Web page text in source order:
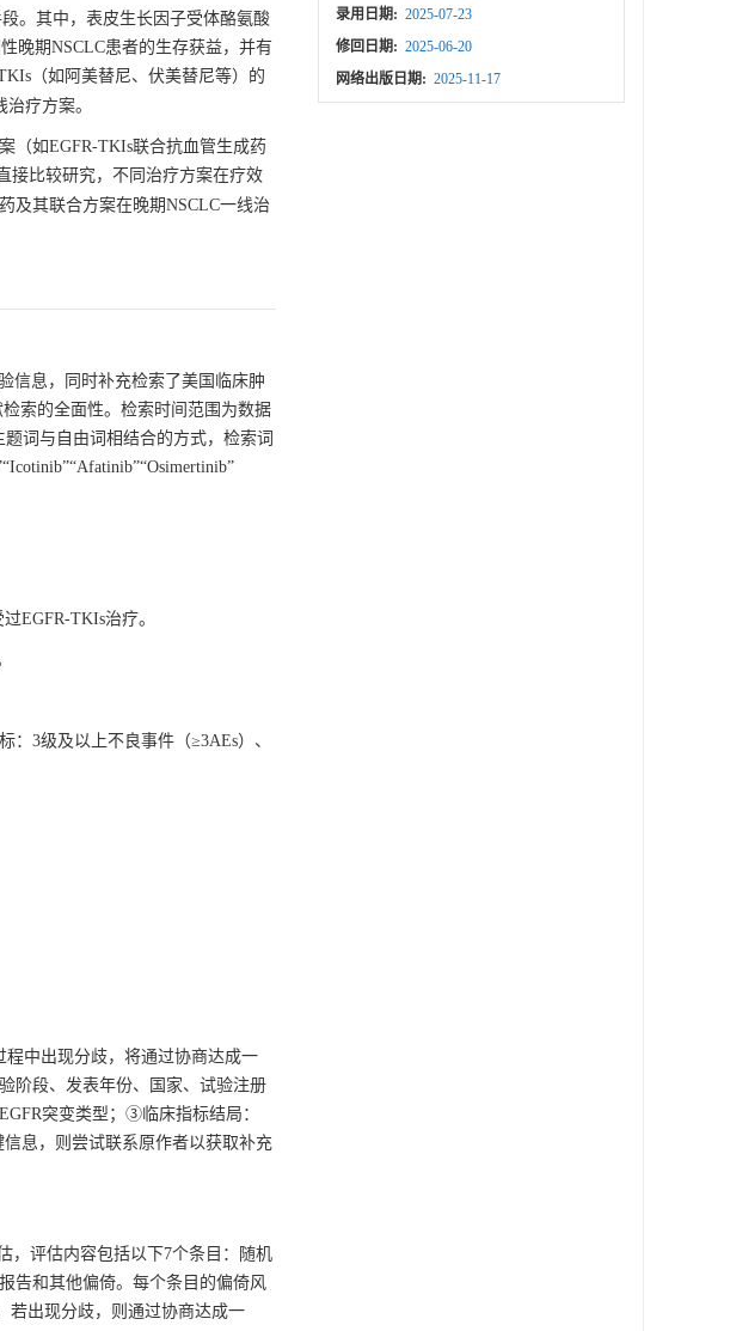
。其中，表皮生长因子受体酪氨酸
晚期NSCLC患者的生存获益，并有
（如阿美替尼、伏美替尼等）的
疗方案。
（如EGFR-TKIs联合抗血管生成药
接比较研究，不同治疗方案在疗效
及其联合方案在晚期NSCLC一线治
信息，同时补充检索了美国临床肿
索的全面性。检索时间范围为数据
词与自由词相结合的方式，检索词
EGFR-TKIs治疗。
3级及以上不良事件（≥3AEs）、
中出现分歧，将通过协商达成一
阶段、发表年份、国家、试验注册
突变类型；③临床指标结局：
息，则尝试联系原作者以获取补充
，评估内容包括以下7个条目：随机
告和其他偏倚。每个条目的偏倚风
若出现分歧，则通过协商达成一
录用日期: 2025-07-23
修回日期: 2025-06-20
网络出版日期: 2025-11-17